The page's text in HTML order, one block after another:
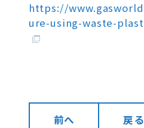
https://
ure-using-waste-
前へ 戻る